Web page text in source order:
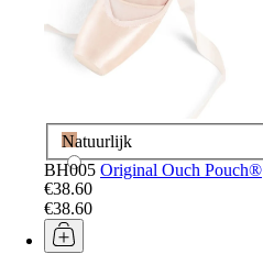
Natuurlijk
BH005 Original Ouch Pouch®
€38.60
€38.60